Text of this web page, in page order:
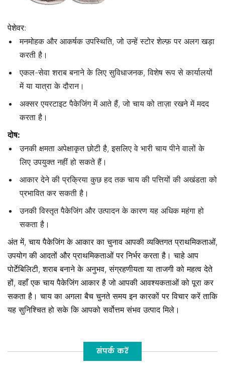
पेशेवर:
मनमोहक और आकर्षक उपस्थिति, जो उन्हें स्टोर शेल्फ़ पर अलग खड़ा
करती है।
एकल-सेवा शराब बनाने के लिए सुविधाजनक, विशेष रूप से कार्यालयों
में या यात्रा के दौरान।
अक्सर एयरटाइट पैकेजिंग में आते हैं, जो चाय को ताज़ा रखने में मदद
करता है।
दोष:
उनकी क्षमता अपेक्षाकृत छोटी है, इसलिए वे भारी चाय पीने वालों के
लिए उपयुक्त नहीं हो सकते हैं।
आकार देने की प्रक्रिया कुछ हद तक चाय की पत्तियों की अखंडता को
प्रभावित कर सकती है।
उनकी विस्तृत पैकेजिंग और उत्पादन के कारण यह अधिक महंगा हो
सकता है।
अंत में, चाय पैकेजिंग के आकार का चुनाव आपकी व्यक्तिगत प्राथमिकताओं,
उपयोग की आदतों और प्राथमिकताओं पर निर्भर करता है। चाहे आप
पोर्टेबिलिटी, शराब बनाने के अनुभव, संग्रहणीयता या ताजगी को महत्व देते
हों, वहाँ एक चाय पैकेजिंग आकार है जो आपकी आवश्यकताओं को पूरा कर
सकता है। चाय का अगला बैच चुनते समय इन कारकों पर विचार करें ताकि
यह सुनिश्चित हो सके कि आपको सर्वोत्तम संभव उत्पाद मिले।
संपर्क करें